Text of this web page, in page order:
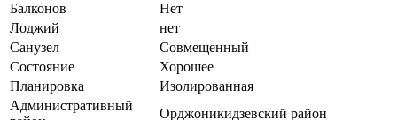
Балконов
Нет
Лоджий
нет
Санузел
Совмещенный
Состояние
Хорошее
Планировка
Изолированная
Административный
Орджоникидзевский район